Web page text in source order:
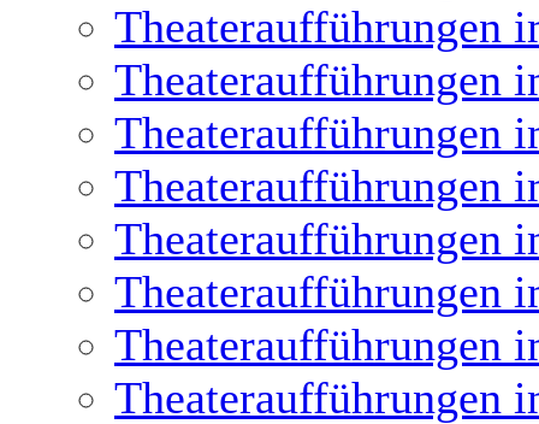
Theateraufführungen
Theateraufführungen
Theateraufführungen
Theateraufführungen
Theateraufführungen
Theateraufführungen
Theateraufführungen
Theateraufführungen